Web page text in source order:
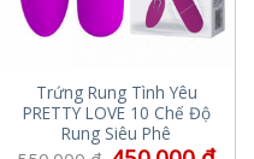
Trứng Rung Tình Yêu
PRETTY LOVE 10 Chế Độ
Rung Siêu Phê